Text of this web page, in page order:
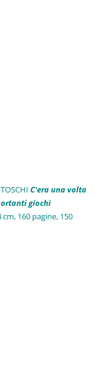
C'era una volta
giochi
160 pagine, 150